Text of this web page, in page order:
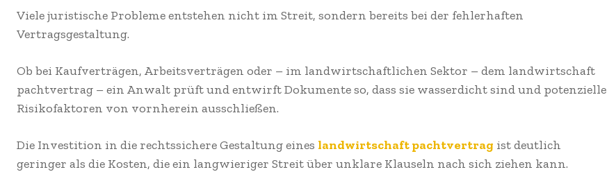
Viele juristische Probleme entstehen nicht im Streit, sondern bereits bei der fehlerhaften
Vertragsgestaltung.
Ob bei Kaufverträgen, Arbeitsverträgen oder – im landwirtschaftlichen Sektor – dem landwirtschaft
pachtvertrag – ein Anwalt prüft und entwirft Dokumente so, dass sie wasserdicht sind und potenzielle
Risikofaktoren von vornherein ausschließen.
Die Investition in die rechtssichere Gestaltung eines landwirtschaft pachtvertrag ist deutlich
geringer als die Kosten, die ein langwieriger Streit über unklare Klauseln nach sich ziehen kann.